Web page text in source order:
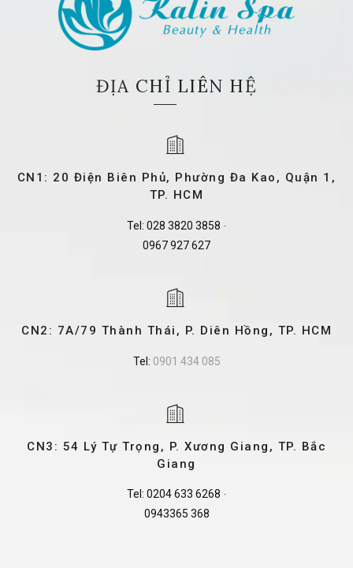
ĐỊA CHỈ LIÊN HỆ
CN1: 20 Điện Biên Phủ, Phường Đa Kao, Quận 1,
TP. HCM
Tel: 028 3820 3858 -
0967 927 627
CN2: 7A/79 Thành Thái, P. Diên Hồng, TP. HCM
Tel: 0901 434 085
CN3: 54 Lý Tự Trọng, P. Xương Giang, TP. Bắc
Giang
Tel: 0204 633 6268 -
0943365 368